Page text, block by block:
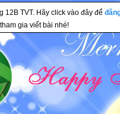
12B TVT. Hãy click vào đây để
gia viết bài nhé!